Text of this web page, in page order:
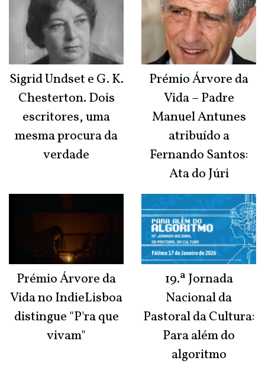
Sigrid Undset e G. K.
Chesterton. Dois
escritores, uma
mesma procura da
verdade
Prémio Árvore da
Vida no IndieLisboa
distingue "P'ra que
vivam"
Prémio Árvore da
Vida – Padre
Manuel Antunes
atribuído a
Fernando Santos:
Ata do Júri
19.ª Jornada
Nacional da
Pastoral da Cultura:
Para além do
algoritmo